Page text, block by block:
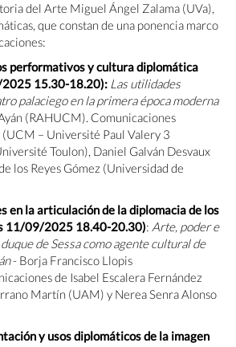
del Arte Miguel Ángel Zalama (UVa),
que constan de una ponencia marco
performativos y cultura diplomática
15.30-18.20): Las utilidades
palaciego en la primera época moderna
(RAHUCM). Comunicaciones
– Université Paul Valery 3
Toulon), Daniel Galván Desvaux
los Reyes Gómez (Universidad de
en la articulación de la diplomacia de los
11/09/2025 18.40-20.30): Arte, poder e
de Sessa como agente cultural de
- Borja Francisco Llopis
de Isabel Escalera Fernández
Martín (UAM) y Nerea Senra Alonso
y usos diplomáticos de la imagen